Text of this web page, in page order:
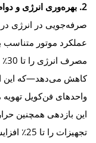
2. بهره‌وری انرژی و دوام: کاهش هزینه‌ها، عمر طولانی‌تر
عملکرد موتور متناسب
کاهش می‌دهد—که این
واحدهای فن‌کویل
این بازدهی همچنین
تجهیزات